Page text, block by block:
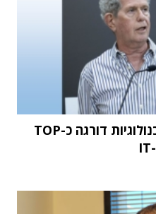
מחקר STKI השנתי: וואן טכנולוגיות דורגה כ-TOP